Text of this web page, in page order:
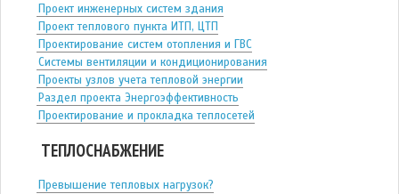
Проект инженерных систем здания
Проект теплового пункта ИТП, ЦТП
Проектирование систем отопления и ГВС
Системы вентиляции и кондиционирования
Проекты узлов учета тепловой энергии
Раздел проекта Энергоэффективность
Проектирование и прокладка теплосетей
ТЕПЛОСНАБЖЕНИЕ
Превышение тепловых нагрузок?